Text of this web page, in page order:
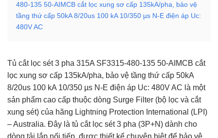
480-135 50-AIMCB cắt lọc xung sơ cấp 135kA/pha, bảo vệ
tầng thứ cấp 50kA 8/20us 100 kA 10/350 µs N-E điện áp Uc:
480V AC
Tủ cắt lọc sét 3 pha 315A SF3315-480-135 50-AIMCB cắt
lọc xung sơ cấp 135kA/pha, bảo vệ tầng thứ cấp 50kA
8/20us 100 kA 10/350 µs N-E điện áp Uc: 480V AC là một
sản phẩm cao cấp thuộc dòng Surge Filter (bộ lọc và cắt
xung sét) của hãng Lightning Protection International (LPI)
– Australia. Đây là tủ cắt lọc sét 3 pha (3P+N) dành cho